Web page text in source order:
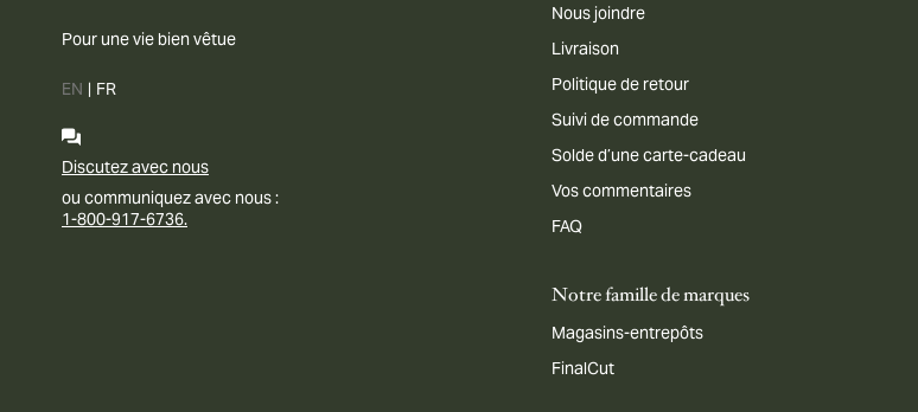
Pour une vie bien vêtue
EN | FR
Discutez avec nous
ou communiquez avec nous :
1-800-917-6736.
Nous joindre
Livraison
Politique de retour
Suivi de commande
Solde d’une carte-cadeau
Vos commentaires
FAQ
Notre famille de marques
Magasins-entrepôts
FinalCut